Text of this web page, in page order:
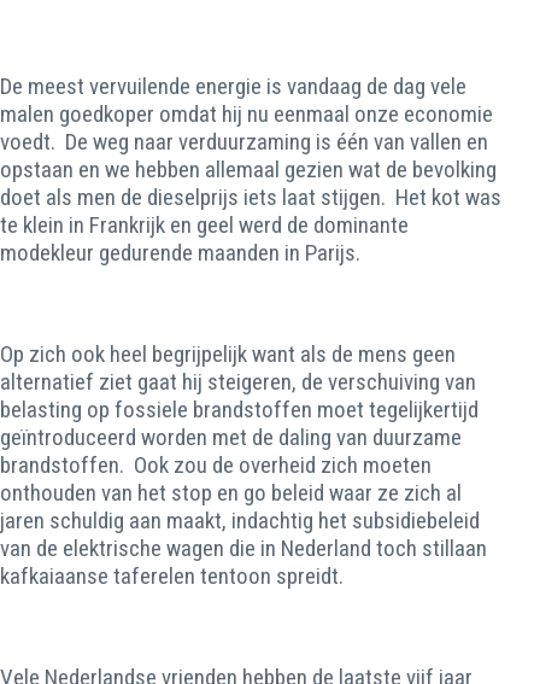
De meest vervuilende energie is vandaag de dag vele
malen goedkoper omdat hij nu eenmaal onze economie
voedt. De weg naar verduurzaming is één van vallen en
opstaan en we hebben allemaal gezien wat de bevolking
doet als men de dieselprijs iets laat stijgen. Het kot was
te klein in Frankrijk en geel werd de dominante
modekleur gedurende maanden in Parijs.
Op zich ook heel begrijpelijk want als de mens geen
alternatief ziet gaat hij steigeren, de verschuiving van
belasting op fossiele brandstoffen moet tegelijkertijd
geïntroduceerd worden met de daling van duurzame
brandstoffen. Ook zou de overheid zich moeten
onthouden van het stop en go beleid waar ze zich al
jaren schuldig aan maakt, indachtig het subsidiebeleid
van de elektrische wagen die in Nederland toch stillaan
kafkaiaanse taferelen tentoon spreidt.
Vele Nederlandse vrienden hebben de laatste vijf jaar